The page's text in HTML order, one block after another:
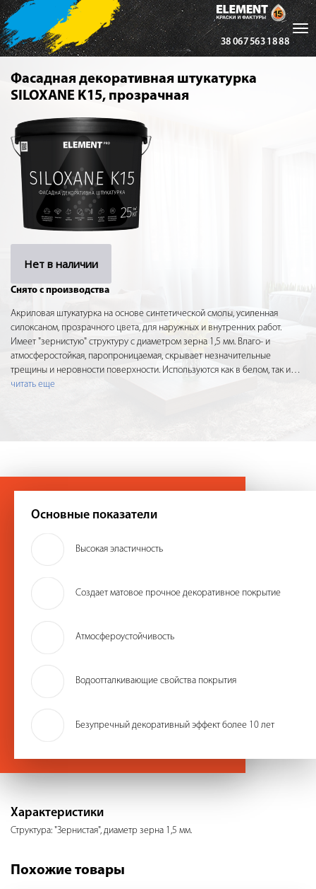
38 067 563 18 88
Фасадная декоративная штукатурка
SILOXANE K15, прозрачная
Нет в наличии
Снято с производства
Акриловая штукатурка на основе синтетической смолы, усиленная
силоксаном, прозрачного цвета, для наружных и внутренних работ.
Имеет "зернистую" структуру с диаметром зерна 1,5 мм. Влаго- и
атмосферостойкая, паропроницаемая, скрывает незначительные
трещины и неровности поверхности. Используются как в белом, так и…
читать еще
Основные показатели
Высокая эластичность
Создает матовое прочное декоративное покрытие
Атмосфероустойчивость
Водоотталкивающие свойства покрытия
Безупречный декоративный эффект более 10 лет
Характеристики
Структура: "Зернистая", диаметр зерна 1,5 мм.
Похожие товары